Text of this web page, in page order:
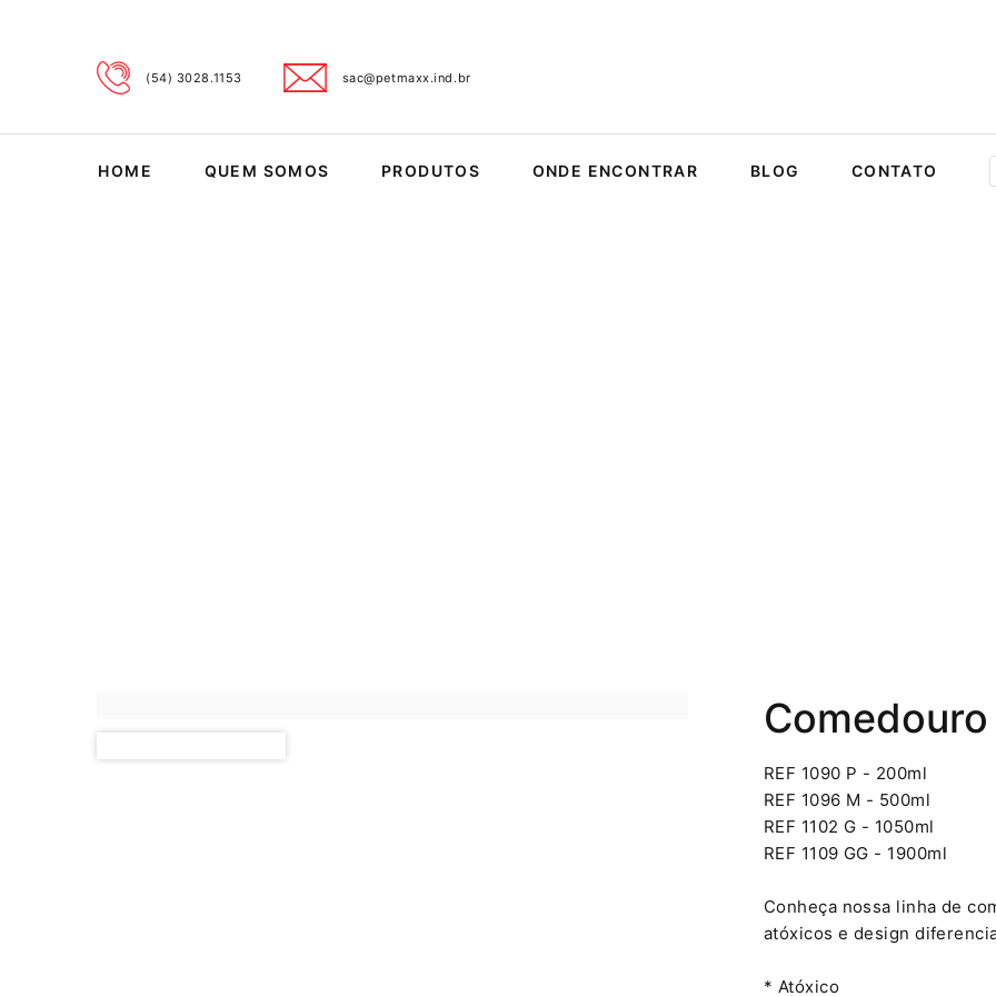
(54) 3028.1153 sac@petmaxx.ind.br
HOME QUEM SOMOS PRODUTOS ONDE ENCONTRAR BLOG CONTATO
REF 1090 P - 200ml
REF 1096 M - 500ml
REF 1102 G - 1050ml
REF 1109 GG - 1900ml
Conheça nossa linha de
atóxicos e design
* Atóxico